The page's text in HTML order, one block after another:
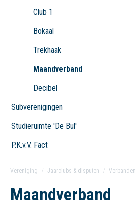
Club 1
Bokaal
Trekhaak
Maandverband
Decibel
Subverenigingen
Studieruimte 'De Bul'
P.K.v.V. Fact
Vereniging Jaarclubs & disputen Verbanden
Maandverband